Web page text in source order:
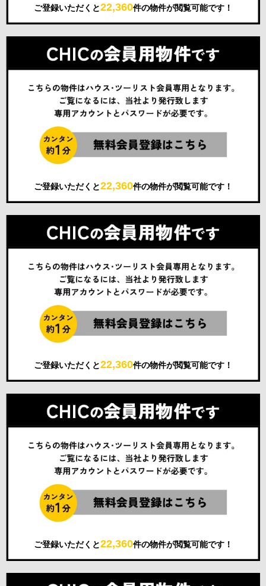
ご登録いただくと22,360件の物件が閲覧可能です！
ご登録いただくと22,360件の物件が閲覧可能です！
ご登録いただくと22,360件の物件が閲覧可能です！
ご登録いただくと22,360件の物件が閲覧可能です！